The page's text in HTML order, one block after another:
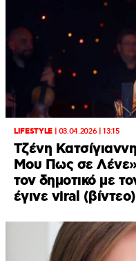
LIFESTYLE| 03.04.2026 | 13:15
Tζένη
Μου Πως σε Λένε»
τον δημοτικό με
έγινε viral (βίντεο)